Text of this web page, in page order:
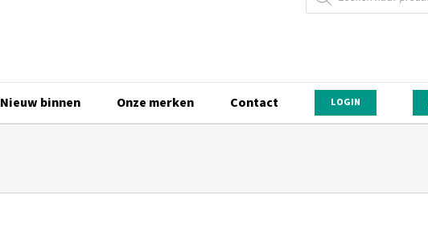
Nieuw binnen Onze merken Contact LOGIN